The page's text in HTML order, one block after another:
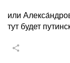
или
тут будет